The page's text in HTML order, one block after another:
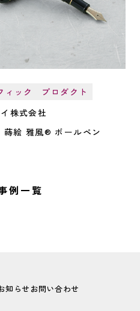
クト
ルペン
例一覧
知らせ お問い合わせ